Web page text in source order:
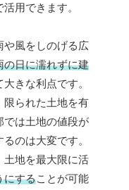
用できます。
や風をしのげる広
の日に濡れずに建
きな利点です。
限られた土地を有
では土地の値段が
のは大変です。
土地を最大限に活
にすることが可能